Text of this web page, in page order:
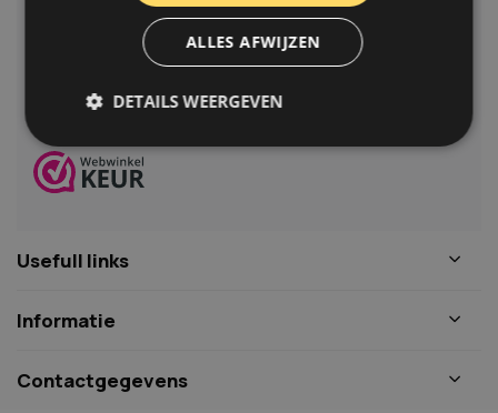
Klantenservice
Veelgestelde vragen
06-39119169
Usefull links
Informatie
Contactgegevens
ALLES AFWIJZEN
DETAILS WEERGEVEN
Strikt noodzakelijk
Strikt noodzakelijke cookies maken de
website kan niet goed worden gebruikt zonder de